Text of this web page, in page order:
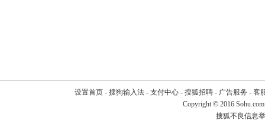
设置首页- 搜狗输入法- 支付中心- 搜狐招聘- 广告服务 - 客
Copyright © 2016
搜狐不良信息